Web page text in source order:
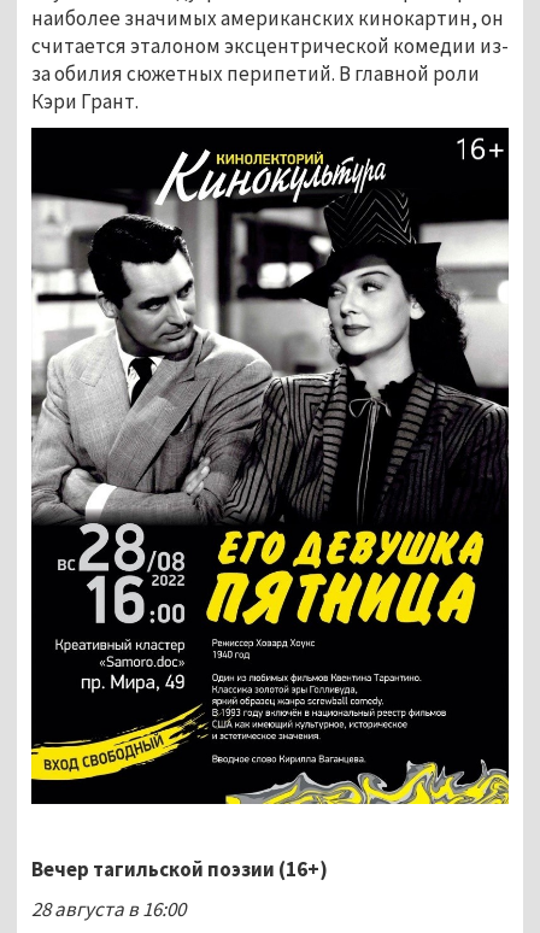
наиболее значимых американских кинокартин, он
считается эталоном эксцентрической комедии из-
за обилия сюжетных перипетий. В главной роли
Кэри Грант.
Вечер тагильской поэзии (16+)
28 августа в 16:00